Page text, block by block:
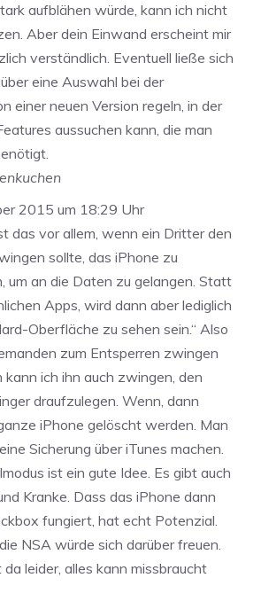
aufblähen würde, kann ich nicht
Aber dein Einwand erscheint mir
verständlich. Eventuell ließe sich
eine Auswahl bei der
einer neuen Version regeln, in der
aussuchen kann, die man
2015 um 18:29 Uhr
das vor allem, wenn ein Dritter den
sollte, das iPhone zu
um an die Daten zu gelangen. Statt
Apps, wird dann aber lediglich
Oberfläche zu sehen sein.“ Also
zum Entsperren zwingen
kann ich ihn auch zwingen, den
draufzulegen. Wenn, dann
iPhone gelöscht werden. Man
Sicherung über iTunes machen.
ist ein gute Idee. Es gibt auch
Kranke. Dass das iPhone dann
fungiert, hat echt Potenzial.
NSA würde sich darüber freuen.
leider, alles kann missbraucht